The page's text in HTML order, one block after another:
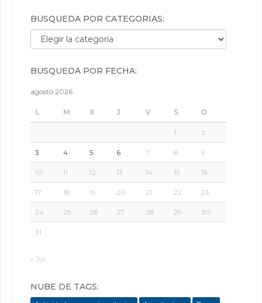
BÚSQUEDA POR CATEGORÍAS:
Búsqueda por categorías:
BÚSQUEDA POR FECHA:
agosto 2026
L M X J V S D
1 2
3 4 5 6 7 8 9
10 11 12 13 14 15 16
17 18 19 20 21 22 23
24 25 26 27 28 29 30
31
« Jul
NUBE DE TAGS: